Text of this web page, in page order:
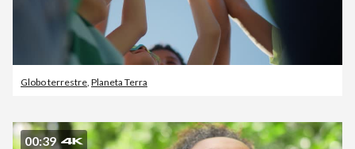
Globo terrestre Planeta Terra
00:39